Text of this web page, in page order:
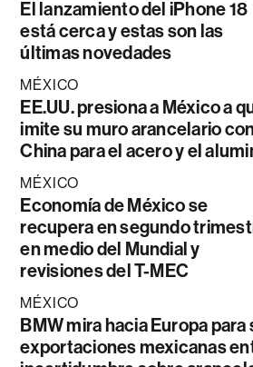
El lanzamiento del iPhone 18
está cerca y estas son las
últimas novedades
MÉXICO
EE.UU. presiona a México a
imite su muro arancelario
China para el acero y el
MÉXICO
Economía de México se
recupera en segundo
en medio del Mundial y
revisiones del T-MEC
MÉXICO
BMW mira hacia Europa para
exportaciones mexicanas